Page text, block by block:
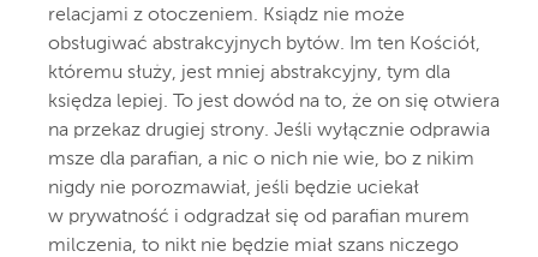
relacjami z otoczeniem. Ksiądz nie może
obsługiwać abstrakcyjnych bytów. Im ten Kościół,
któremu służy, jest mniej abstrakcyjny, tym dla
księdza lepiej. To jest dowód na to, że on się otwiera
na przekaz drugiej strony. Jeśli wyłącznie odprawia
msze dla parafian, a nic o nich nie wie, bo z nikim
nigdy nie porozmawiał, jeśli będzie uciekał
w prywatność i odgradzał się od parafian murem
milczenia, to nikt nie będzie miał szans niczego